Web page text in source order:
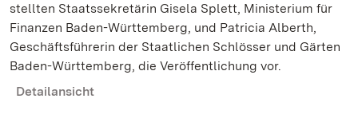
stellten Staatssekretärin Gisela Splett, Ministerium für
Finanzen Baden-Württemberg, und Patricia Alberth,
Geschäftsführerin der Staatlichen Schlösser und Gärten
Baden-Württemberg, die Veröffentlichung vor.
Detailansicht